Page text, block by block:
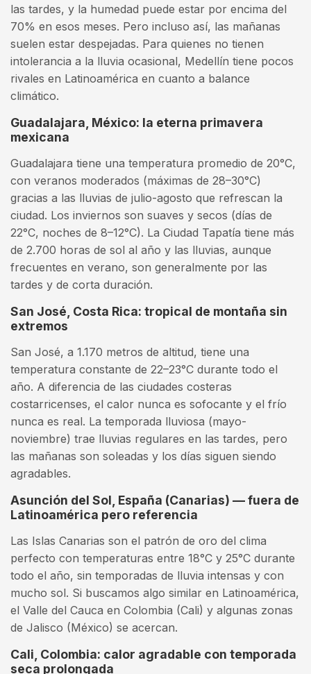
las tardes, y la humedad puede estar por encima del
70% en esos meses. Pero incluso así, las mañanas
suelen estar despejadas. Para quienes no tienen
intolerancia a la lluvia ocasional, Medellín tiene pocos
rivales en Latinoamérica en cuanto a balance
climático.
Guadalajara, México: la eterna primavera
mexicana
Guadalajara tiene una temperatura promedio de 20°C,
con veranos moderados (máximas de 28–30°C)
gracias a las lluvias de julio-agosto que refrescan la
ciudad. Los inviernos son suaves y secos (días de
22°C, noches de 8–12°C). La Ciudad Tapatía tiene más
de 2.700 horas de sol al año y las lluvias, aunque
frecuentes en verano, son generalmente por las
tardes y de corta duración.
San José, Costa Rica: tropical de montaña sin
extremos
San José, a 1.170 metros de altitud, tiene una
temperatura constante de 22–23°C durante todo el
año. A diferencia de las ciudades costeras
costarricenses, el calor nunca es sofocante y el frío
nunca es real. La temporada lluviosa (mayo-
noviembre) trae lluvias regulares en las tardes, pero
las mañanas son soleadas y los días siguen siendo
agradables.
Asunción del Sol, España (Canarias) — fuera de
Latinoamérica pero referencia
Las Islas Canarias son el patrón de oro del clima
perfecto con temperaturas entre 18°C y 25°C durante
todo el año, sin temporadas de lluvia intensas y con
mucho sol. Si buscamos algo similar en Latinoamérica,
el Valle del Cauca en Colombia (Cali) y algunas zonas
de Jalisco (México) se acercan.
Cali, Colombia: calor agradable con temporada
seca prolongada